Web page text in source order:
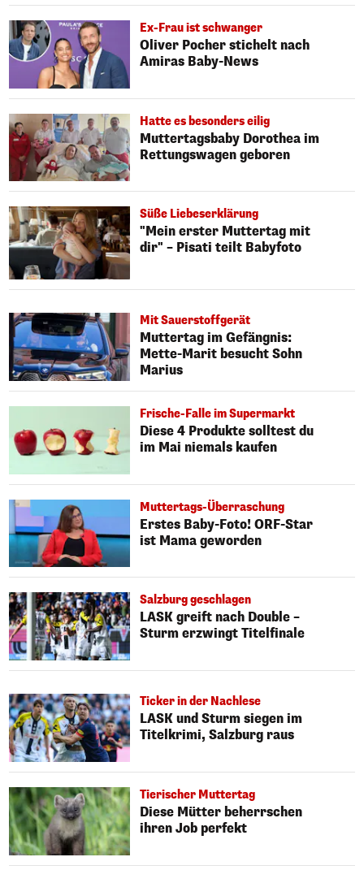
Ex-Frau ist schwanger
Oliver Pocher stichelt nach
Amiras Baby-News
Hatte es besonders eilig
Muttertagsbaby Dorothea im
Rettungswagen geboren
Süße Liebeserklärung
"Mein erster Muttertag mit
dir" – Pisati teilt Babyfoto
Mit Sauerstoffgerät
Muttertag im Gefängnis:
Mette-Marit besucht Sohn
Marius
Frische-Falle im Supermarkt
Diese 4 Produkte solltest du
im Mai niemals kaufen
Muttertags-Überraschung
Erstes Baby-Foto! ORF-Star
ist Mama geworden
Salzburg geschlagen
LASK greift nach Double –
Sturm erzwingt Titelfinale
Ticker in der Nachlese
LASK und Sturm siegen im
Titelkrimi, Salzburg raus
Tierischer Muttertag
Diese Mütter beherrschen
ihren Job perfekt